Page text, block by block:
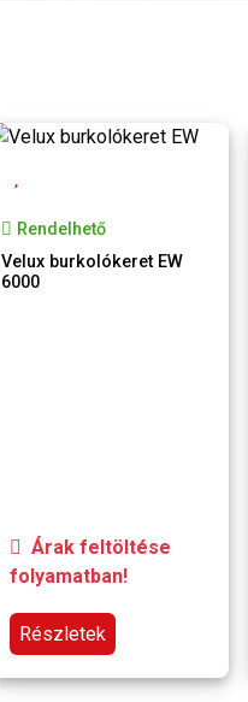
Rendelhető
Velux burkolókeret EW
6000
Árak feltöltése
folyamatban!
Részletek